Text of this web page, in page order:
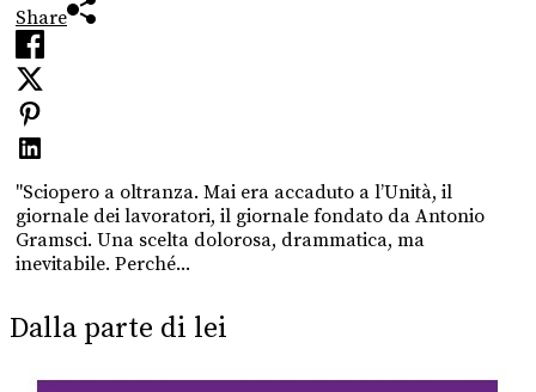
Share
"Sciopero a oltranza. Mai era accaduto a l’Unità, il
giornale dei lavoratori, il giornale fondato da Antonio
Gramsci. Una scelta dolorosa, drammatica, ma
inevitabile. Perché...
Dalla parte di lei